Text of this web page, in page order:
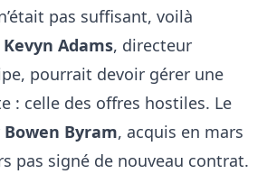
pas suffisant, voilà
Kevyn Adams, directeur
pourrait devoir gérer une
: celle des offres hostiles. Le
Bowen Byram, acquis en mars
pas signé de nouveau contrat.